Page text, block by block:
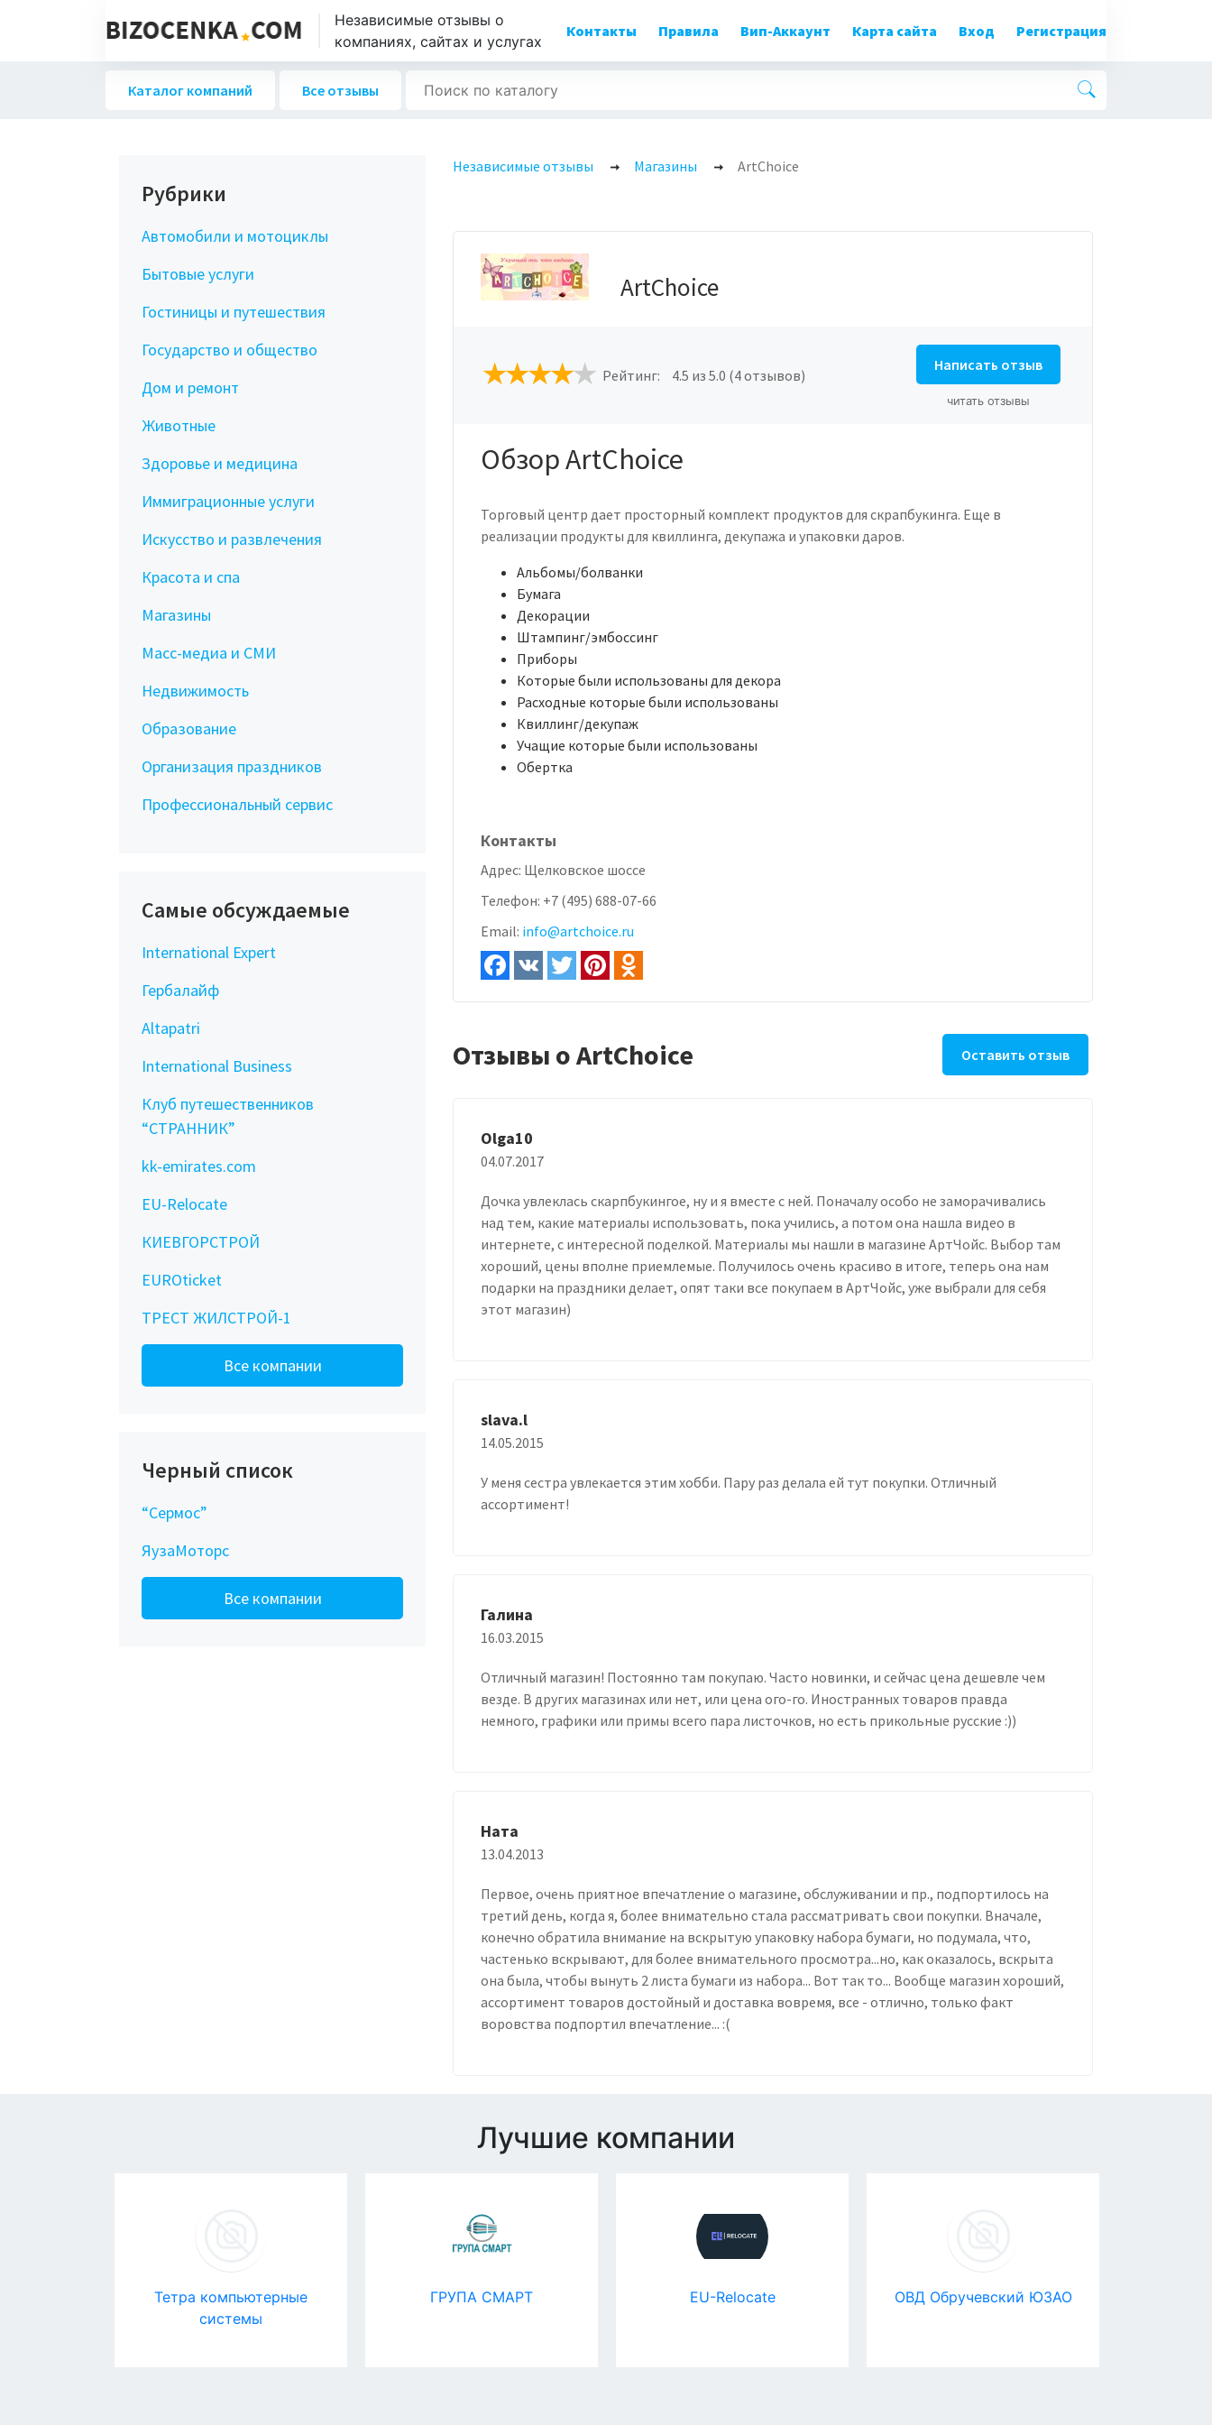
Независимые отзывы о
компаниях, сайтах и услугах
Контакты Правила Вип-Аккаунт Карта сайта Вход Регистрация
Каталог компаний Все отзывы
Независимые отзывы Магазины ArtChoice
ArtChoice
Рейтинг: 4.5 из 5.0 (4 отзывов)
Написать отзыв
читать отзывы
Обзор ArtChoice
Торговый центр дает просторный комплект продуктов для скрапбукинга. Еще в
реализации продукты для квиллинга, декупажа и упаковки даров.
Альбомы/болванки
Бумага
Декорации
Штампинг/эмбоссинг
Приборы
Которые были использованы для декора
Расходные которые были использованы
Квиллинг/декупаж
Учащие которые были использованы
Обертка
Контакты
Адрес: Щелковское шоссе
Телефон: +7 (495) 688-07-66
Email: info@artchoice.ru
Отзывы о ArtChoice Оставить отзыв
Olga10
04.07.2017
Дочка увлеклась скарпбукингое, ну и я вместе с ней. Поначалу особо не заморачивались
над тем, какие материалы использовать, пока учились, а потом она нашла видео в
интернете, с интересной поделкой. Материалы мы нашли в магазине АртЧойс. Выбор там
хороший, цены вполне приемлемые. Получилось очень красиво в итоге, теперь она нам
подарки на праздники делает, опят таки все покупаем в АртЧойс, уже выбрали для себя
этот магазин)
slava.l
14.05.2015
У меня сестра увлекается этим хобби. Пару раз делала ей тут покупки. Отличный
ассортимент!
Галина
16.03.2015
Отличный магазин! Постоянно там покупаю. Часто новинки, и сейчас цена дешевле чем
везде. В других магазинах или нет, или цена ого-го. Иностранных товаров правда
немного, графики или примы всего пара листочков, но есть прикольные русские :))
Ната
13.04.2013
Первое, очень приятное впечатление о магазине, обслуживании и пр., подпортилось на
третий день, когда я, более внимательно стала рассматривать свои покупки. Вначале,
конечно обратила внимание на вскрытую упаковку набора бумаги, но подумала, что,
частенько вскрывают, для более внимательного просмотра...но, как оказалось, вскрыта
она была, чтобы вынуть 2 листа бумаги из набора... Вот так то... Вообще магазин хороший,
ассортимент товаров достойный и доставка вовремя, все - отлично, только факт
воровства подпортил впечатление... :(
Рубрики
Автомобили и мотоциклы
Бытовые услуги
Гостиницы и путешествия
Государство и общество
Дом и ремонт
Животные
Здоровье и медицина
Иммиграционные услуги
Искусство и развлечения
Красота и спа
Магазины
Масс-медиа и СМИ
Недвижимость
Образование
Организация праздников
Профессиональный сервис
Самые обсуждаемые
International Expert
Гербалайф
Altapatri
International Business
Клуб путешественников
“СТРАННИК”
kk-emirates.com
EU-Relocate
КИЕВГОРСТРОЙ
EUROticket
ТРЕСТ ЖИЛСТРОЙ-1
Все компании
Черный список
“Сермос”
ЯузаМоторс
Все компании
Лучшие компании
Тетра компьютерные
системы
ГРУПА СМАРТ EU-Relocate ОВД Обручевский ЮЗАО